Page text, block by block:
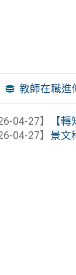
教師在職進
04-27】
【
04-27】 景文